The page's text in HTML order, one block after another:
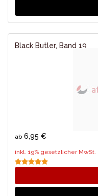
Black Butler, Band 19
ab 6,95 €
inkl. 19% gesetzlicher MwSt.